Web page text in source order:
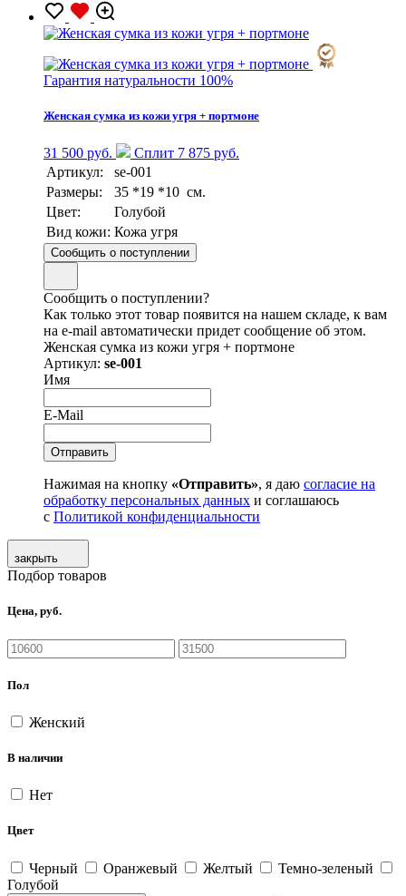
Гарантия натуральности 100%
Женская сумка из кожи угря + портмоне
31 500 руб.
Сплит 7 875 руб.
Артикул:
se-001
Размеры:
35 *19 *10 см.
Цвет:
Голубой
Вид кожи: Кожа угря
Сообщить о поступлении
Сообщить о поступлении?
Как только этот товар появится на нашем складе, к вам
на e-mail автоматически придет сообщение об этом.
Женская сумка из кожи угря + портмоне
Артикул: se-001
Имя
E-Mail
Нажимая на кнопку «Отправить», я даю согласие на
обработку персональных данных и соглашаюсь
с Политикой конфиденциальности
закрыть
Подбор товаров
Цена, руб.
Пол
Женский
В наличии
Нет
Цвет
Черный Оранжевый Желтый
Темно-зеленый
Голубой